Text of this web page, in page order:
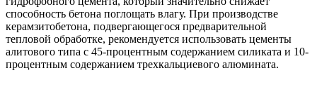
способность бетона поглощать влагу. При производстве
керамзитобетона, подвергающегося предварительной
тепловой обработке, рекомендуется использовать цементы
алитового типа с 45-процентным содержанием силиката и 10-
процентным содержанием трехкальциевого алюмината.